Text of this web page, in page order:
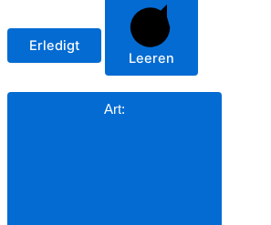
Erledigt
Leeren
Art: